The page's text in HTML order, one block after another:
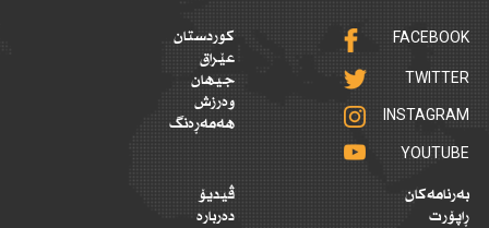
FACEBOOK
TWITTER
INSTAGRAM
YOUTUBE
کوردستان
عێراق
جیهان
وەرزش
هەمەڕەنگ
بەرنامەکان
ڕاپۆرت
ڤیدیۆ
دەربارە